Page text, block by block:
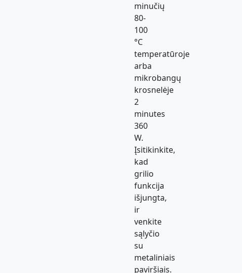
minučių
80-
100
°C
temperatūroje
arba
mikrobangų
krosnelėje
2
minutes
360
W.
Įsitikinkite,
kad
grilio
funkcija
išjungta,
ir
venkite
sąlyčio
su
metaliniais
paviršiais.